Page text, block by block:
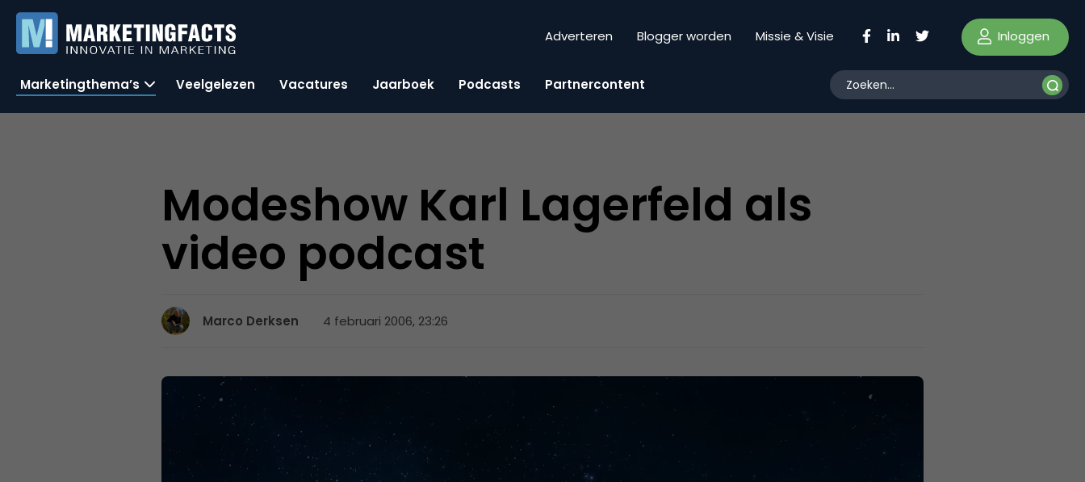
Adverteren Blogger worden Missie & Visie Inloggen
Marketingthema’s Veelgelezen Vacatures Jaarboek Podcasts Partnercontent
Modeshow Karl Lagerfeld als
video podcast
Marco Derksen 4 februari 2006, 23:26